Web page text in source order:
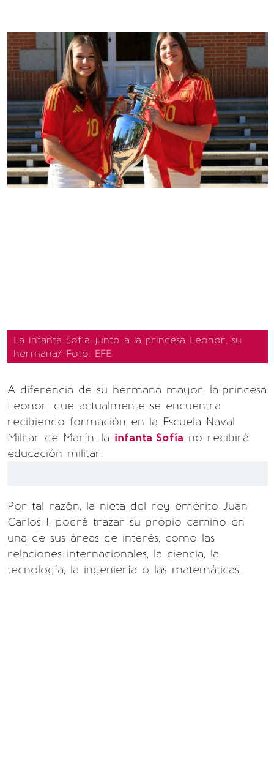
La infanta Sofía junto a la princesa Leonor, su
hermana/ Foto: EFE
A diferencia de su hermana mayor, la princesa
Leonor, que actualmente se encuentra
recibiendo formación en la Escuela Naval
Militar de Marín, la infanta Sofía no recibirá
educación militar.
Por tal razón, la nieta del rey emérito Juan
Carlos I, podrá trazar su propio camino en
una de sus áreas de interés, como las
relaciones internacionales, la ciencia, la
tecnología, la ingeniería o las matemáticas.